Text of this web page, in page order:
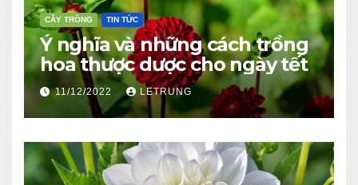
CÂY TRỒNG TIN TỨC
Ý nghĩa và những cách trồng
hoa thược dược cho ngày tết
11/12/2022 LETRUNG